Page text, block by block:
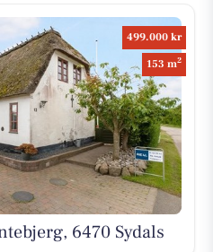
499.000 kr
153 m2
6470 Sydals